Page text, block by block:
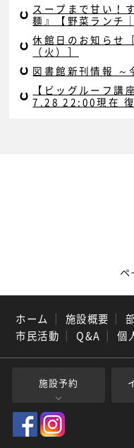
スープまで甘い！
麺』【野菜ランチ
休館日のお知らせ
（火）］
図書館新刊情報 ～
【ビッグルーフ講
7.28 22:00現在 復
ホーム ｜ 施設概要 ｜
市民活動 ｜ Q&A ｜ 個
施設予約